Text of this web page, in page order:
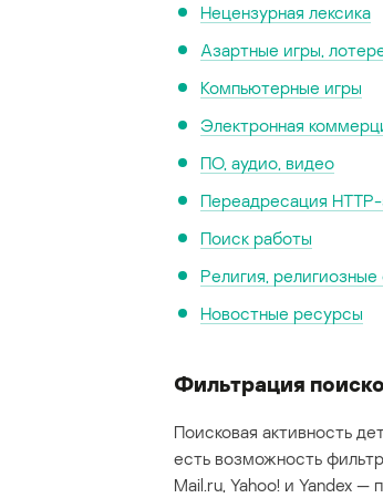
Нецензурная лексика
Азартные игры,
Компьютерные игры
Электронная
ПО, аудио, видео
Переадресация
Поиск работы
Религия,
Новостные ресурсы
Фильтрация
Поисковая активность
есть возможность
Mail.ru, Yahoo! и Yandex